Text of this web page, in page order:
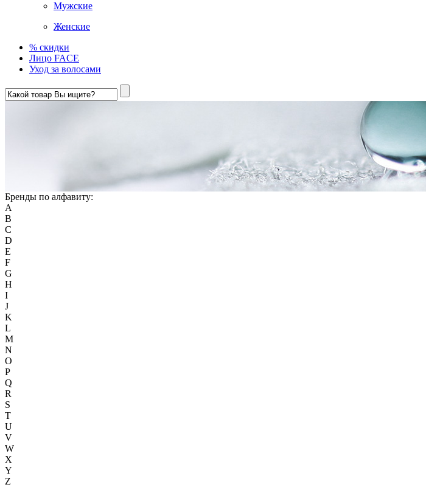
Мужские
Женские
% скидки
Лицо FACE
Уход за волосами
Бренды по алфавиту:
A
B
C
D
E
F
G
H
I
J
K
L
M
N
O
P
Q
R
S
T
U
V
W
X
Y
Z